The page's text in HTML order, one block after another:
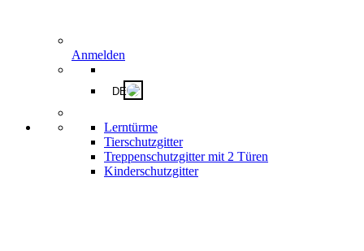
Anmelden
DE
Lerntürme
Tierschutzgitter
Treppenschutzgitter mit 2 Türen
Kinderschutzgitter